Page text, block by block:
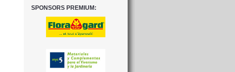
SPONSORS PREMIUM: